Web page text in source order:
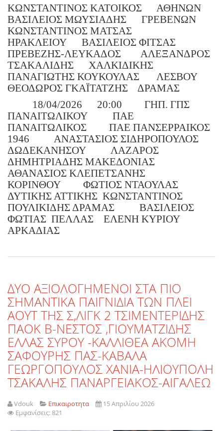
ΚΩΝΣΤΑΝΤΙΝΟΣ ΚΑΤΟΙΚΟΣ
ΑΘΗΝΩΝ
ΒΑΣΙΛΕΙΟΣ ΜΩΥΣΙΑΔΗΣ
ΓΡΕΒΕΝΩΝ
ΚΩΝΣΤΑΝΤΙΝΟΣ ΜΑΤΣΑΣ
ΗΡΑΚΛΕΙΟΥ
ΒΑΣΙΛΕΙΟΣ ΦΙΤΣΑΣ
ΠΡΕΒΕΖΗΣ-ΛΕΥΚΑΔΟΣ
ΑΛΕΞΑΝΔΡΟΣ
ΤΣΑΚΑΛΙΔΗΣ
ΧΑΛΚΙΔΙΚΗΣ
ΠΑΝΑΓΙΩΤΗΣ ΚΟΥΚΟΥΛΑΣ
ΛΕΣΒΟΥ
ΘΕΟΔΩΡΟΣ ΓΚΑΪΤΑΤΖΗΣ
ΔΡΑΜΑΣ
18/04/2026
20:00
ΓΗΠ. ΓΠΣ
ΠΑΝΑΙΤΩΛΙΚΟΥ
ΠΑΕ
ΠΑΝΑΙΤΩΛΙΚΟΣ
ΠΑΕ ΠΑΝΣΕΡΡΑΙΚΟΣ
1946
ΑΝΑΣΤΑΣΙΟΣ ΣΙΔΗΡΟΠΟΥΛΟΣ
ΔΩΔΕΚΑΝΗΣΟΥ
ΛΑΖΑΡΟΣ
ΔΗΜΗΤΡΙΑΔΗΣ ΜΑΚΕΔΟΝΙΑΣ
ΑΘΑΝΑΣΙΟΣ ΚΛΕΠΕΤΣΑΝΗΣ
ΚΟΡΙΝΘΟΥ
ΦΩΤΙΟΣ ΝΤΑΟΥΛΑΣ
ΔΥΤΙΚΗΣ ΑΤΤΙΚΗΣ ΚΩΝΣΤΑΝΤΙΝΟΣ
ΠΟΥΛΙΚΙΔΗΣ ΔΡΑΜΑΣ
ΒΑΣΙΛΕΙΟΣ
ΦΩΤΙΑΣ ΠΕΛΛΑΣ
ΕΛΕΝΗ ΚΥΡΙΟΥ
ΑΡΚΑΔΙΑΣ
ΔΥΟ ΑΞΙΟΛΟΓΗΜΕΝΟΙ ΣΤΑ ΠΙΟ
ΣΗΜΑΝΤΙΚΑ ΠΑΙΓΝΙΔΙΑ ΤΩΝ ΠΛΕΙ
ΑΟΥΤ ΤΗΣ Σ,ΛΙΓΚ 2 ΤΣΙΜΕΝΤΕΡΙΔΗΣ
ΠΑΟΚ Β-ΝΕΣΤΟΣ ,ΓΙΟΥΜΑΤΖΙΔΗΣ
ΕΛΛΑΣ ΣΥΡΟΥ -ΚΑΛΛΙΘΕΑ ΑΚΟΜΗ
ΣΑΦΟΥΡΗΣ ΠΑΣ-ΚΑΒΑΛΑ
ΓΕΩΡΓΟΠΟΥΛΟΣ ΧΑΝΙΑ-ΗΛΙΟΥΠΟΛΗ
ΤΣΑΚΑΛΗΣ ΠΑΝΑΡΓΕΙΑΚΟΣ-ΑΙΓΑΛΕΩ
Vdouk Επικαιροτητα
15 Απριλίου 2026
Εμφανίσεις: 821